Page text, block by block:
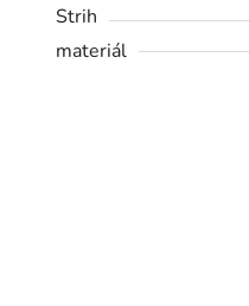
Strih
materiál